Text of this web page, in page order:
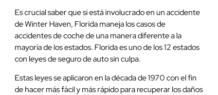
Es crucial saber que si está involucrado en un accidente
de Winter Haven, Florida maneja los casos de
accidentes de coche de una manera diferente a la
mayoría de los estados. Florida es uno de los 12 estados
con leyes de seguro de auto sin culpa.
Estas leyes se aplicaron en la década de 1970 con el fin
de hacer más fácil y más rápido para recuperar los daños